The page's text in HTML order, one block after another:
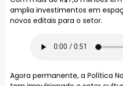
amplia investimentos em
novos editais para o setor.
Agora permanente, a Política